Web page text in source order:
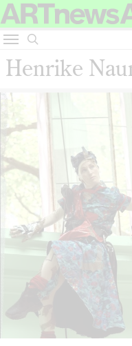
Henrike